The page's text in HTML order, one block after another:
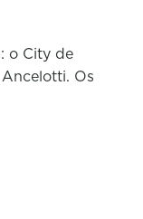
o City de
Os